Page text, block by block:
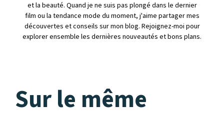
et la beauté. Quand je ne suis pas plongé dans le dernier
film ou la tendance mode du moment, j'aime partager mes
découvertes et conseils sur mon blog. Rejoignez-moi pour
explorer ensemble les dernières nouveautés et bons plans.
Sur le même